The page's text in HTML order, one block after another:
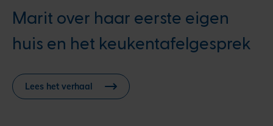
Marit over haar eerste eigen
huis en het keukentafelgesprek
Lees het verhaal